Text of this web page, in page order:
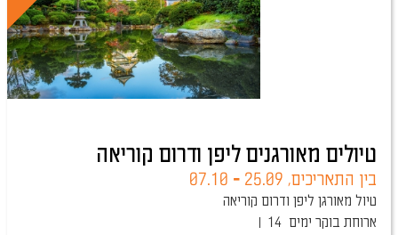
טיולים מאורגנים ליפן ודרום קוריאה
בין התאריכים, -
07.10
טיול מאורגן ליפן ודרום קוריאה
14 ימים ארוחת בוקר